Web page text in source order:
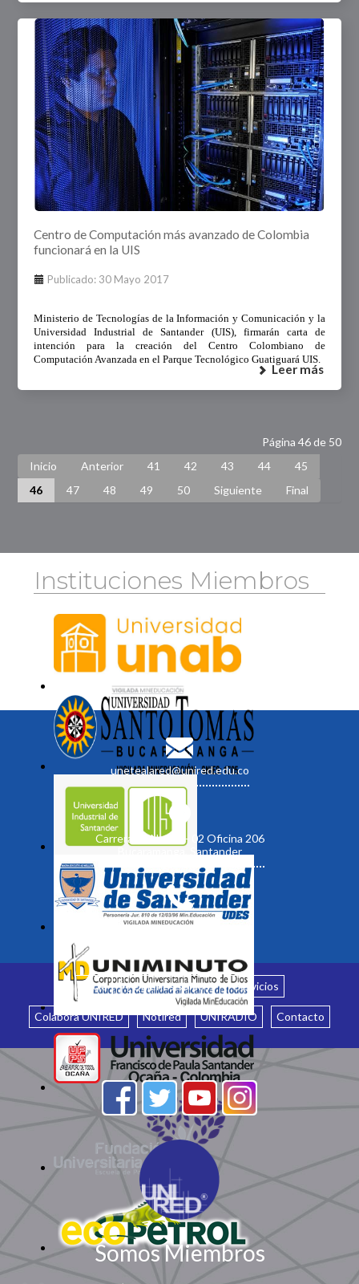
Centro de Computación más avanzado de Colombia
funcionará en la UIS
Publicado: 30 Mayo 2017
Ministerio de Tecnologías de la Información y Comunicación y la
Universidad Industrial de Santander (UIS), firmarán carta de
intención para la creación del Centro Colombiano de
Computación Avanzada en el Parque Tecnológico Guatiguará UIS.
Leer más
Página 46 de 50
Inicio
Anterior 41 42 43 44
45
46
47 48 49 50 Siguiente Final
Instituciones Miembros
unetealared@unired.edu.co
Carrera 19 No. 35 - 02 Oficina 206
Bucaramanga, Santander
Inicio ¿Quiénes somos? Servicios
Colabora UNIRED Notired UNIRADIO Contacto
Somos Miembros